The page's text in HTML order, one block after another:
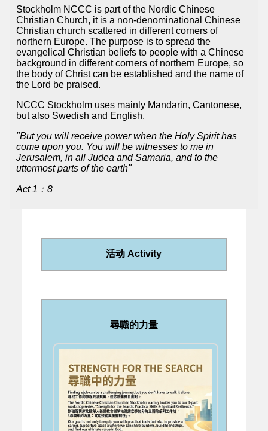
基
百
科
NCCC
Wikipedia
Common
NCCC
Facebook
page
NCCC
NextGen
NextGen
page
Stockholm NCCC is part of the Nordic Chinese
Christian Church, it is a non-denominational Chinese
Christian church scattered in different corners of
northern Europe. The purpose is to spread the
evangelical Christian beliefs to people with a Chinese
background in different corners of northern Europe, so
the body of Christ can be established and the name of
the Lord be praised.
NCCC Stockholm uses mainly Mandarin, Cantonese,
but also Swedish and English.
"But you will receive power when the Holy Spirit has
come upon you. You will be witnesses to me in
Jerusalem, in all Judea and Samaria, and to the
uttermost parts of the earth"
Act 1﹕8
活动 Activity
尋職的力量